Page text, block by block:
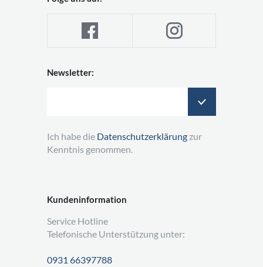
Kundeninformation
Service Hotline
Telefonische Unterstützung unter:
0931 66397788
Newsletter:
Ich habe die Datenschutzerklärung zur
Kenntnis genommen.